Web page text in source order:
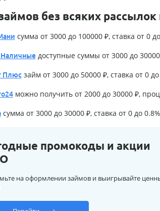
без всяких
сумма от 3000 до 100000 ₽, ставка от 0
доступные суммы от 3000 до
Плюсзайм от 3000 до 50000 ₽, ставка от 0
можно получить от 2000 до 30000 ₽,
сумма от 3000 до 30000 ₽, ставка от 0 до
промокоды и акции
на оформлении займов и выигрывайте